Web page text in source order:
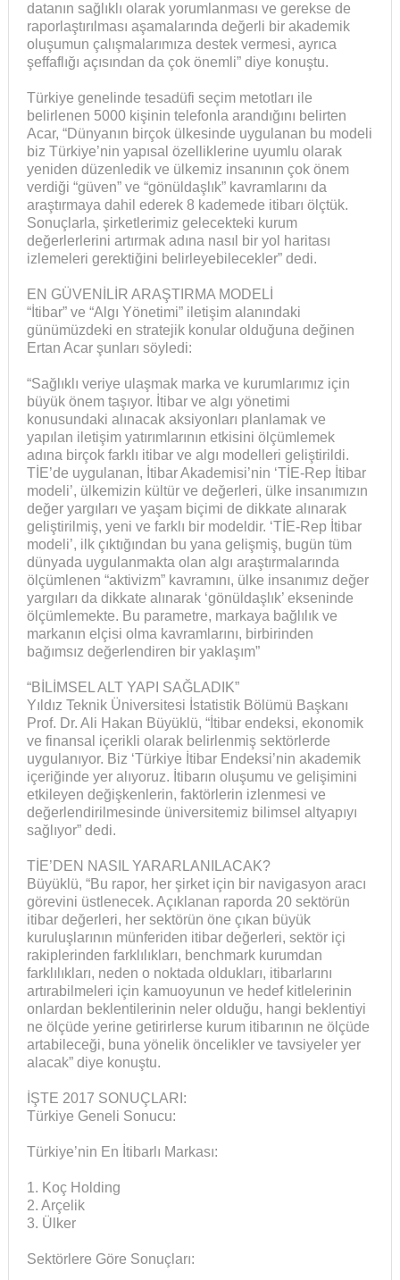
datanın sağlıklı olarak yorumlanması ve gerekse de
raporlaştırılması aşamalarında değerli bir akademik
oluşumun çalışmalarımıza destek vermesi, ayrıca
şeffaflığı açısından da çok önemli” diye konuştu.
Türkiye genelinde tesadüfi seçim metotları ile
belirlenen 5000 kişinin telefonla arandığını belirten
Acar, “Dünyanın birçok ülkesinde uygulanan bu modeli
biz Türkiye’nin yapısal özelliklerine uyumlu olarak
yeniden düzenledik ve ülkemiz insanının çok önem
verdiği “güven” ve “gönüldaşlık” kavramlarını da
araştırmaya dahil ederek 8 kademede itibarı ölçtük.
Sonuçlarla, şirketlerimiz gelecekteki kurum
değerlerlerini artırmak adına nasıl bir yol haritası
izlemeleri gerektiğini belirleyebilecekler” dedi.
EN GÜVENİLİR ARAŞTIRMA MODELİ
“İtibar” ve “Algı Yönetimi” iletişim alanındaki
günümüzdeki en stratejik konular olduğuna değinen
Ertan Acar şunları söyledi:
“Sağlıklı veriye ulaşmak marka ve kurumlarımız için
büyük önem taşıyor. İtibar ve algı yönetimi
konusundaki alınacak aksiyonları planlamak ve
yapılan iletişim yatırımlarının etkisini ölçümlemek
adına birçok farklı itibar ve algı modelleri geliştirildi.
TİE’de uygulanan, İtibar Akademisi’nin ‘TİE-Rep İtibar
modeli’, ülkemizin kültür ve değerleri, ülke insanımızın
değer yargıları ve yaşam biçimi de dikkate alınarak
geliştirilmiş, yeni ve farklı bir modeldir. ‘TİE-Rep İtibar
modeli’, ilk çıktığından bu yana gelişmiş, bugün tüm
dünyada uygulanmakta olan algı araştırmalarında
ölçümlenen “aktivizm” kavramını, ülke insanımız değer
yargıları da dikkate alınarak ‘gönüldaşlık’ ekseninde
ölçümlemekte. Bu parametre, markaya bağlılık ve
markanın elçisi olma kavramlarını, birbirinden
bağımsız değerlendiren bir yaklaşım”
“BİLİMSEL ALT YAPI SAĞLADIK”
Yıldız Teknik Üniversitesi İstatistik Bölümü Başkanı
Prof. Dr. Ali Hakan Büyüklü, “İtibar endeksi, ekonomik
ve finansal içerikli olarak belirlenmiş sektörlerde
uygulanıyor. Biz ‘Türkiye İtibar Endeksi’nin akademik
içeriğinde yer alıyoruz. İtibarın oluşumu ve gelişimini
etkileyen değişkenlerin, faktörlerin izlenmesi ve
değerlendirilmesinde üniversitemiz bilimsel altyapıyı
sağlıyor” dedi.
TİE’DEN NASIL YARARLANILACAK?
Büyüklü, “Bu rapor, her şirket için bir navigasyon aracı
görevini üstlenecek. Açıklanan raporda 20 sektörün
itibar değerleri, her sektörün öne çıkan büyük
kuruluşlarının münferiden itibar değerleri, sektör içi
rakiplerinden farklılıkları, benchmark kurumdan
farklılıkları, neden o noktada oldukları, itibarlarını
artırabilmeleri için kamuoyunun ve hedef kitlelerinin
onlardan beklentilerinin neler olduğu, hangi beklentiyi
ne ölçüde yerine getirirlerse kurum itibarının ne ölçüde
artabileceği, buna yönelik öncelikler ve tavsiyeler yer
alacak” diye konuştu.
İŞTE 2017 SONUÇLARI:
Türkiye Geneli Sonucu:
Türkiye’nin En İtibarlı Markası:
1. Koç Holding
2. Arçelik
3. Ülker
Sektörlere Göre Sonuçları: